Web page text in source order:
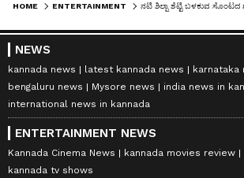
HOME ENTERTAINMENT
NEWS
kannada news latest kannada news
karnataka
bengaluru news
Mysore news
india news in
international news in kannada
ENTERTAINMENT NEWS
Kannada Cinema News kannada movies review
kannada tv shows